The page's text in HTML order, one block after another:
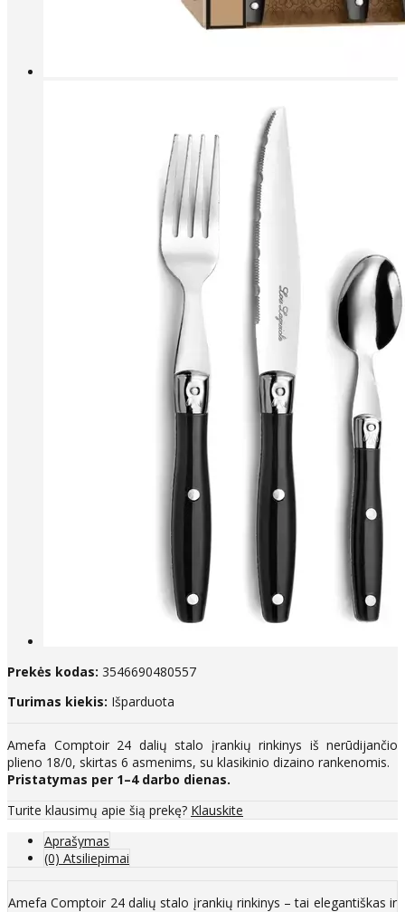
Prekės kodas: 3546690480557
Turimas kiekis: Išparduota
Amefa Comptoir 24 dalių stalo įrankių rinkinys iš nerūdijančio
plieno 18/0, skirtas 6 asmenims, su klasikinio dizaino rankenomis.
Pristatymas per 1–4 darbo dienas.
Turite klausimų apie šią prekę? Klauskite
Aprašymas
(0) Atsiliepimai
Amefa Comptoir 24 dalių stalo įrankių rinkinys – tai elegantiškas ir